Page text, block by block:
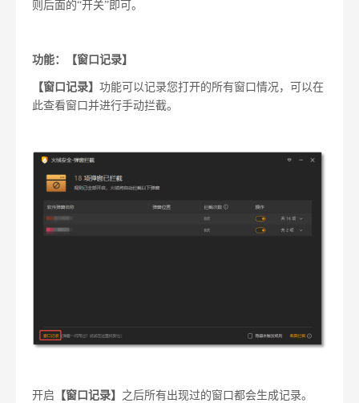
则后面的“开关”即可。
功能：【窗口记录】
【窗口记录】 功能可以记录您打开的所有窗口情况，可以在
此查看窗口并进行手动拦截。
开启 【窗口记录】 之后所有出现过的窗口都会生成记录。